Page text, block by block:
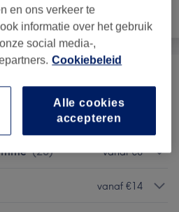
Nagels
vanaf €30
(20) vanaf €8
vanaf €14
en ons verkeer te
informatie over het gebruik
social media-,
Cookiebeleid
Alle cookies
accepteren